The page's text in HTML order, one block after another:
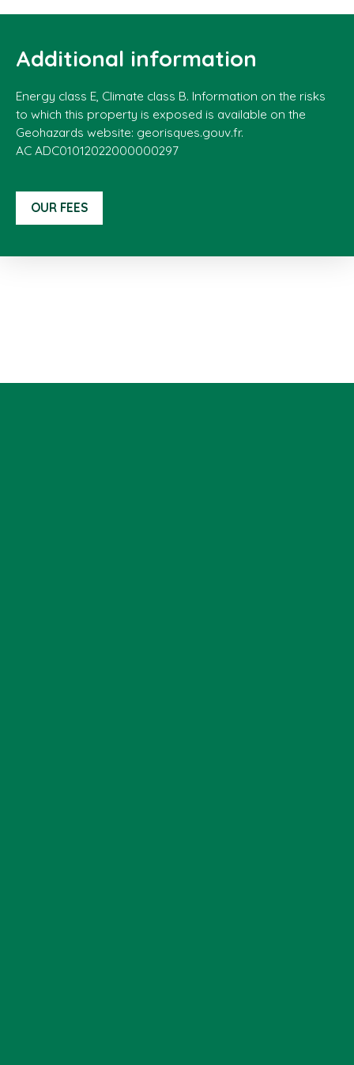
Additional information
Energy class E, Climate class B. Information on the risks
to which this property is exposed is available on the
Geohazards website: georisques.gouv.fr.
AC ADC01012022000000297
OUR FEES